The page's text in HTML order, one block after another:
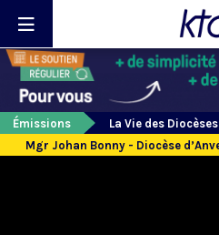
Émissions
La Vie des Diocèses
Mgr Johan Bonny - Diocèse